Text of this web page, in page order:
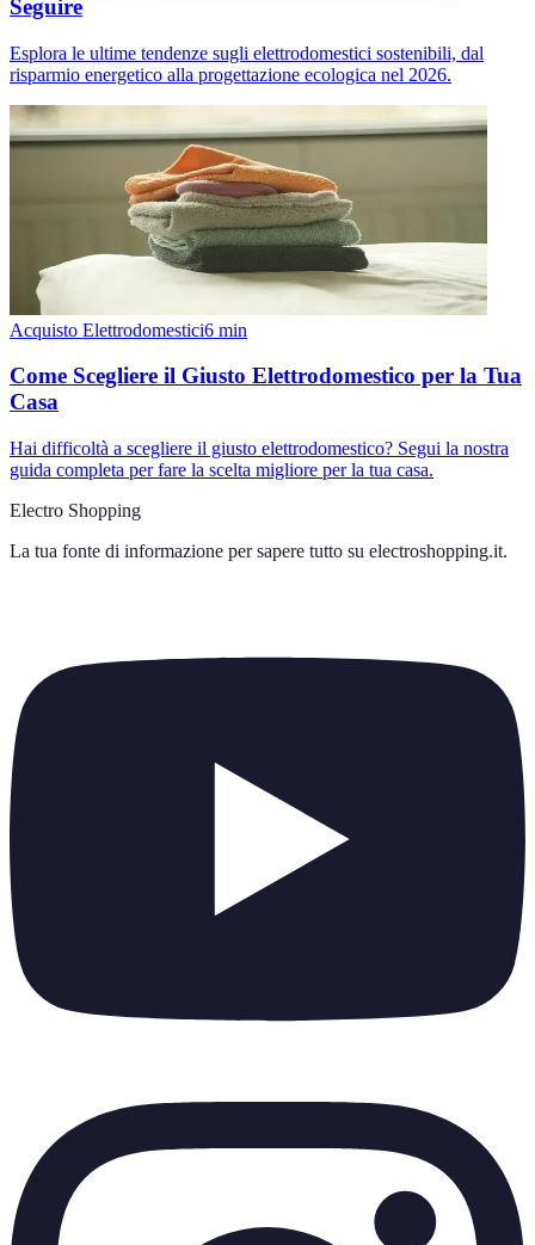
Seguire
Esplora le ultime tendenze sugli elettrodomestici sostenibili, dal
risparmio energetico alla progettazione ecologica nel 2026.
Acquisto Elettrodomestici6 min
Come Scegliere il Giusto Elettrodomestico per la Tua
Casa
Hai difficoltà a scegliere il giusto elettrodomestico? Segui la nostra
guida completa per fare la scelta migliore per la tua casa.
Electro Shopping
La tua fonte di informazione per sapere tutto su electroshopping.it.